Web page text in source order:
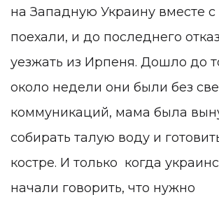
на Западную Украину вместе
поехали, и до последнего
уезжать из Ирпеня. Дошло до
около недели они были без
коммуникаций, мама была
собирать талую воду и
костре. И только когда
начали говорить, что нужно